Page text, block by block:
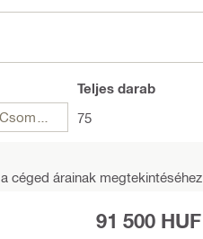
Teljes darab
75
a céged árainak megtekintéséhez.
91 500 HUF